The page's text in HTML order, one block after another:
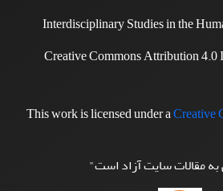
Interdisciplinary Studies in the
Creative Commons Attribution 4.0
This work is licensed under aCreative
مقالات سایت آزاد است"